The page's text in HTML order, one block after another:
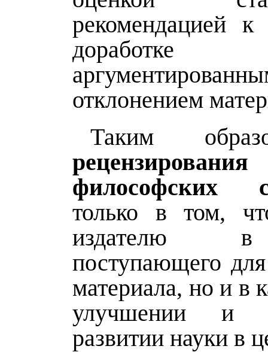
рекомендацией к
отклонением
Таким
философских
только в том,
издателю
поступающего
материала, но и в
улучшении и
развитии науки в